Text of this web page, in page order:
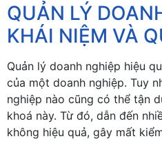
QUẢN LÝ
KHÁI NIỆM VÀ
Quản lý doanh nghiệp hiệu
của một doanh nghiệp. Tuy
nghiệp nào cũng có thể tận
khoá này. Từ đó, dẫn đến
không hiệu quả, gây mất